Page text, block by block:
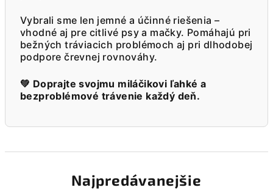
Vybrali sme len jemné a účinné riešenia –
vhodné aj pre citlivé psy a mačky. Pomáhajú pri
bežných tráviacich problémoch aj pri dlhodobej
podpore črevnej rovnováhy.
💚 Doprajte svojmu miláčikovi ľahké a
bezproblémové trávenie každý deň.
Najpredávanejšie